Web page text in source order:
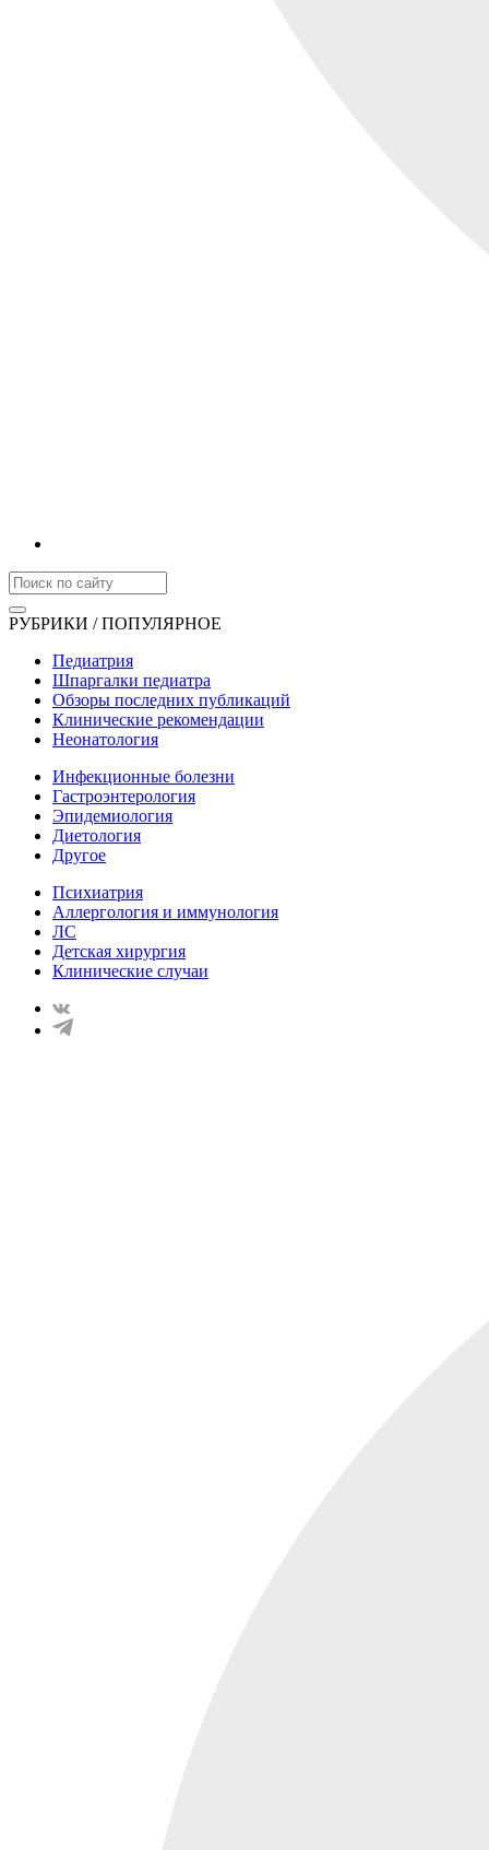
РУБРИКИ / ПОПУЛЯРНОЕ
Педиатрия
Шпаргалки педиатра
Обзоры последних публикаций
Клинические рекомендации
Неонатология
Инфекционные болезни
Гастроэнтерология
Эпидемиология
Диетология
Другое
Психиатрия
Аллергология и иммунология
ЛС
Детская хирургия
Клинические случаи